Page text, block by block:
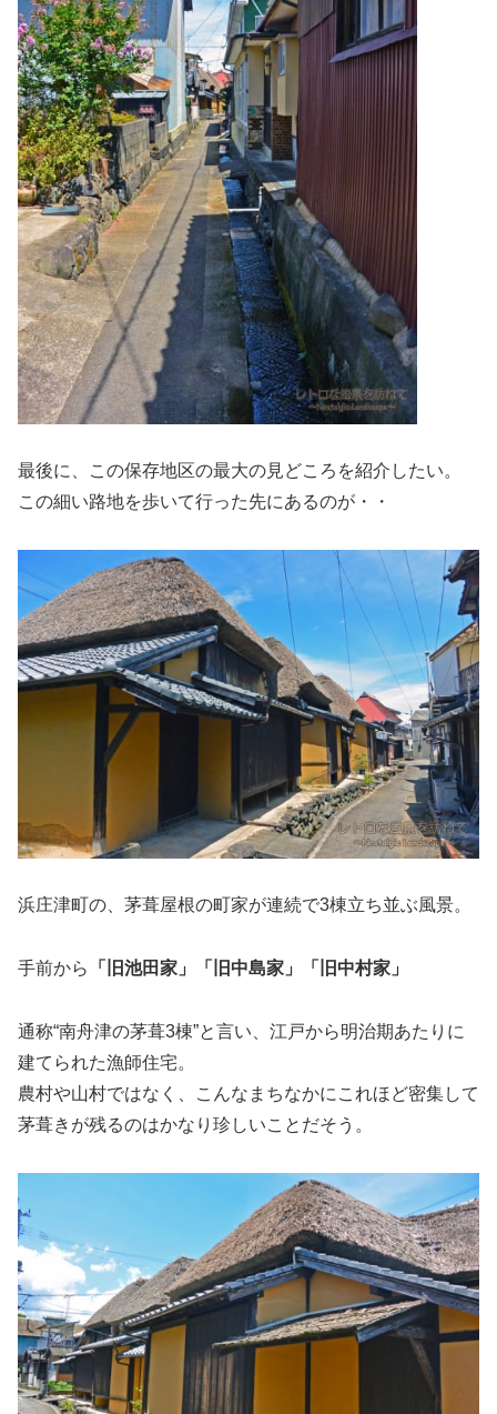
最後に、この保存地区の最大の見どころを紹介したい。
この細い路地を歩いて行った先にあるのが・・
浜庄津町の、茅葺屋根の町家が連続で3棟立ち並ぶ風景。
手前から 「旧池田家」「旧中島家」「旧中村家」
通称“南舟津の茅葺3棟”と言い、江戸から明治期あたりに
建てられた漁師住宅。
農村や山村ではなく、こんなまちなかにこれほど密集して
茅葺きが残るのはかなり珍しいことだそう。